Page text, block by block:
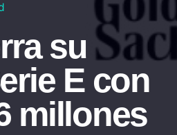
su
E con
millones